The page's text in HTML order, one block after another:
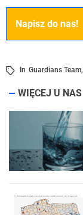
Napisz do nas!
In Guardians Team,
WIĘCEJ U NAS